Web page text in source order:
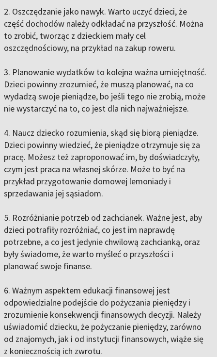
2. Oszczędzanie jako nawyk. Warto uczyć dzieci, że
część dochodów należy odkładać na przyszłość. Można
to zrobić, tworząc z dzieckiem mały cel
oszczędnościowy, na przykład na zakup roweru.
3. Planowanie wydatków to kolejna ważna umiejętność.
Dzieci powinny zrozumieć, że muszą planować, na co
wydadzą swoje pieniądze, bo jeśli tego nie zrobią, może
nie wystarczyć na to, co jest dla nich najważniejsze.
4. Naucz dziecko rozumienia, skąd się biorą pieniądze.
Dzieci powinny wiedzieć, że pieniądze otrzymuje się za
pracę. Możesz też zaproponować im, by doświadczyły,
czym jest praca na własnej skórze. Może to być na
przykład przygotowanie domowej lemoniady i
sprzedawania jej sąsiadom.
5. Rozróżnianie potrzeb od zachcianek. Ważne jest, aby
dzieci potrafiły rozróżniać, co jest im naprawdę
potrzebne, a co jest jedynie chwilową zachcianką, oraz
były świadome, że warto myśleć o przyszłości i
planować swoje finanse.
6. Ważnym aspektem edukacji finansowej jest
odpowiedzialne podejście do pożyczania pieniędzy i
zrozumienie konsekwencji finansowych decyzji. Należy
uświadomić dziecku, że pożyczanie pieniędzy, zarówno
od znajomych, jak i od instytucji finansowych, wiąże się
z koniecznością ich zwrotu.